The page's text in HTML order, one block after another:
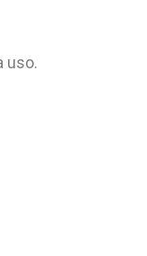
uso.